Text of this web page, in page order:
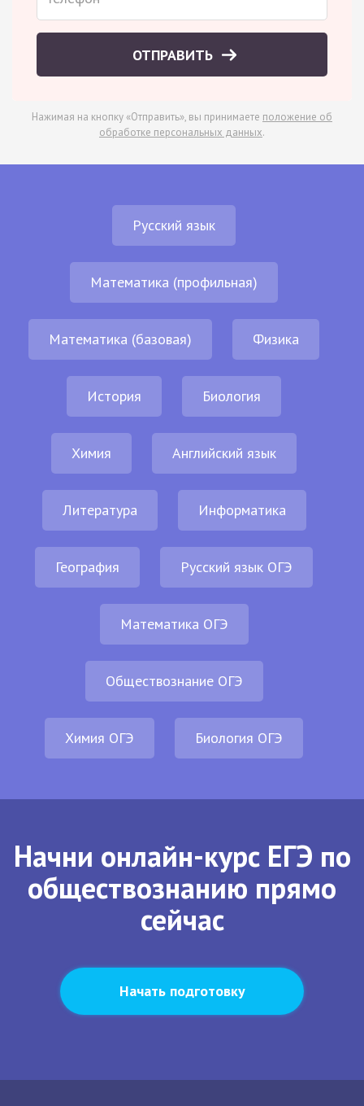
ОТПРАВИТЬ
Нажимая на кнопку «Отправить», вы принимаете положение об
обработке персональных данных.
Русский язык
Математика (профильная)
Математика (базовая) Физика
История Биология
Химия Английский язык
Литература Информатика
География Русский язык ОГЭ
Математика ОГЭ
Обществознание ОГЭ
Химия ОГЭ Биология ОГЭ
Начни онлайн-курс ЕГЭ по
обществознанию прямо
сейчас
Начать подготовку